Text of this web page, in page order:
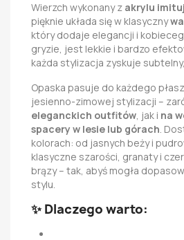
Wierzch wykonany z akrylu
pięknie układa się w klasyczny
który dodaje elegancji i
gryzie, jest lekkie i bardzo
każda stylizacja zyskuje
Opaska pasuje do każdego
jesienno-zimowej stylizacji –
eleganckich outfitów, jak i na
spacery w lesie lub górach.
kolorach: od jasnych beży i
klasyczne szarości, granaty i
brązy – tak, abyś mogła
stylu.
✨ Dlaczego warto: